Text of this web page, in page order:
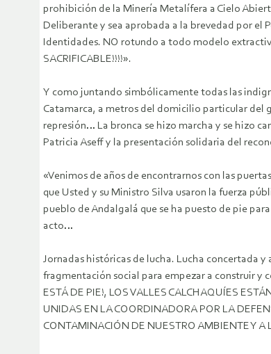
prohibición de la Minería Metalífera a Cielo
Deliberante y sea aprobada a la brevedad por el
Identidades. NO rotundo a todo modelo
SACRIFICABLE!!!!».
Y como juntando simbólicamente todas las
Catamarca, a metros del domicilio particular del
represión… La bronca se hizo marcha y se hizo
Patricia Aseff y la presentación solidaria del
«Venimos de años de encontrarnos con las
que Usted y su Ministro Silva usaron la fuerza
pueblo de Andalgalá que se ha puesto de pie
acto…
Jornadas históricas de lucha. Lucha concertada
fragmentación social para empezar a construir y
ESTÁ DE PIE!, LOS VALLES CALCHAQUÍES
UNIDAS EN LA COORDINADORA POR LA
CONTAMINACIÓN DE NUESTRO AMBIENTE Y